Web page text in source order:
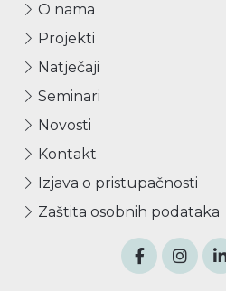
O nama
Projekti
Natječaji
Seminari
Novosti
Kontakt
Izjava o pristupačnosti
Zaštita osobnih podataka